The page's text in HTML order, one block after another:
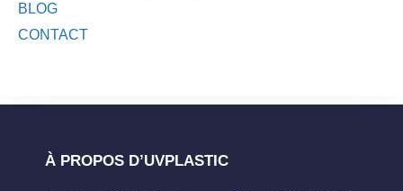
BLOG
CONTACT
À PROPOS D’UVPLASTIC